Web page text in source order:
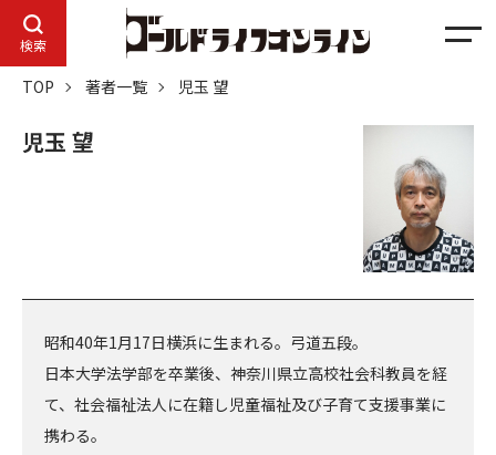
検索
メ
ー
TOP 著者一覧 児玉 望
児玉 望
昭和40年1月17日横浜に生まれる。弓道五段。
日本大学法学部を卒業後、神奈川県立高校社会科教員を経
て、社会福祉法人に在籍し児童福祉及び子育て支援事業に
携わる。